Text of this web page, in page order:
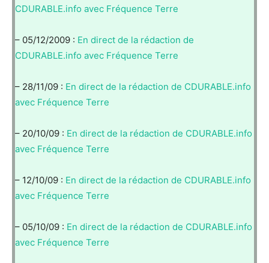
CDURABLE.info avec Fréquence Terre
– 05/12/2009 : En direct de la rédaction de
CDURABLE.info avec Fréquence Terre
– 28/11/09 : En direct de la rédaction de CDURABLE.info
avec Fréquence Terre
– 20/10/09 : En direct de la rédaction de CDURABLE.info
avec Fréquence Terre
– 12/10/09 : En direct de la rédaction de CDURABLE.info
avec Fréquence Terre
– 05/10/09 : En direct de la rédaction de CDURABLE.info
avec Fréquence Terre